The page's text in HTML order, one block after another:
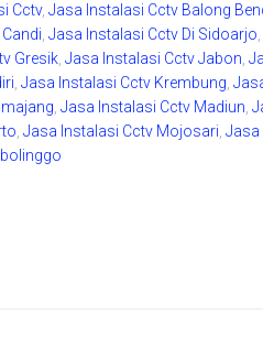
Cctv, Jasa Instalasi Cctv Balong
Jasa Instalasi Cctv Di Sidoarjo
Gresik Jasa Instalasi Cctv Jabon
Jasa Instalasi Cctv Krembung
Jasa Instalasi Cctv Madiun
Jasa Instalasi Cctv Mojosari Jasa